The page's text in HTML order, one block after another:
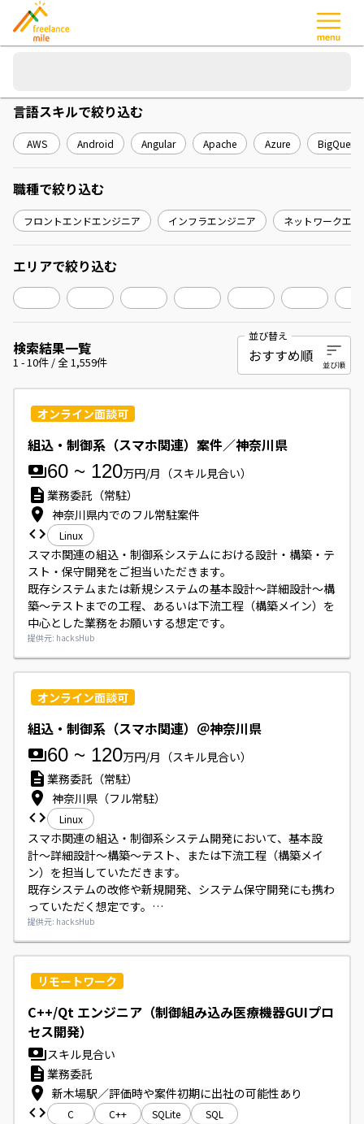
検索結果一覧
1 -10件 / 全1,559件
並び替え
オンライン面談可
組込・制御系（スマホ関連）案件／神奈川県
60 ~ 120万円/月 （スキル見合い）
業務委託（常駐）
神奈川県内でのフル常駐案件
Linux
スマホ関連の組込・制御系システムにおける設計・構築・テ
スト・保守開発をご担当いただきます。
既存システムまたは新規システムの基本設計～詳細設計～構
築～テストまでの工程、あるいは下流工程（構築メイン）を
中心とした業務をお願いする想定です。
提供元: hacksHub
オンライン面談可
組込・制御系（スマホ関連）＠神奈川県
60 ~ 120万円/月 （スキル見合い）
業務委託（常駐）
神奈川県（フル常駐）
Linux
スマホ関連の組込・制御系システム開発において、基本設
計〜詳細設計〜構築〜テスト、または下流工程（構築メイ
ン）を担当していただきます。
既存システムの改修や新規開発、システム保守開発にも携わ
っていただく想定です。
SE・PGとして複数名募集されています。
提供元: hacksHub
リモートワーク
C++/Qt エンジニア（制御組み込み医療機器GUIプロ
セス開発）
スキル見合い
業務委託
新木場駅／評価時や案件初期に出社の可能性あり
C C++ SQLite SQL
言語スキルで絞り込む
AWS Android Angular Apache Azure BigQuery
職種で絞り込む
フロントエンドエンジニア インフラエンジニア ネットワークエ
エリアで絞り込む